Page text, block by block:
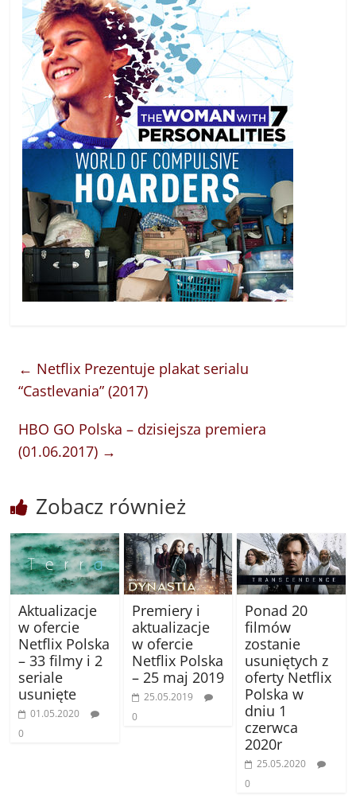
← Netflix Prezentuje plakat serialu
“Castlevania” (2017)
HBO GO Polska – dzisiejsza premiera
(01.06.2017) →
Zobacz również
Aktualizacje
w ofercie
Netflix Polska
– 33 filmy i 2
seriale
usunięte
01.05.2020
0
Premiery i
aktualizacje
w ofercie
Netflix Polska
– 25 maj 2019
25.05.2019
0
Ponad 20
filmów
zostanie
usuniętych z
oferty Netflix
Polska w
dniu 1
czerwca
2020r
25.05.2020
0